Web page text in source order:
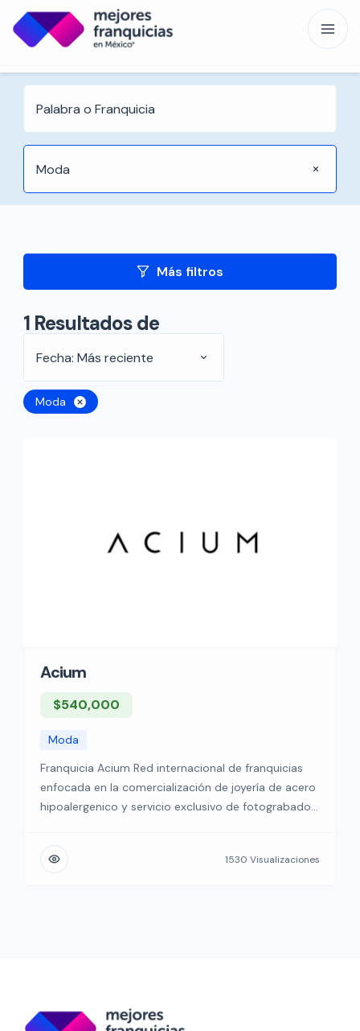
Moda
Más filtros
1 Resultados de
Fecha: Más reciente
Moda
Acium
$540,000
Moda
Franquicia Acium Red internacional de franquicias
enfocada en la comercialización de joyería de acero
hipoalergenico y servicio exclusivo de fotograbado
seguimos expandiendo nuestro mercado de
inversión Somos una reconocida marca1530 Visualizaciones